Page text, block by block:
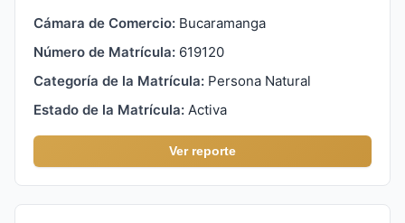
Cámara de Comercio: Bucaramanga
Número de Matrícula: 619120
Categoría de la Matrícula: Persona Natural
Estado de la Matrícula: Activa
Ver reporte